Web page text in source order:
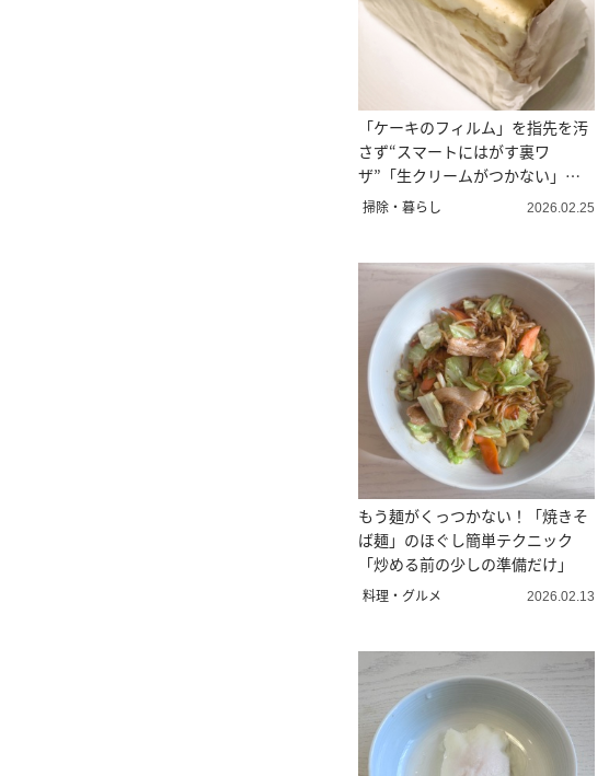
「ケーキのフィルム」を指先を汚
さず“スマートにはがす裏ワ
ザ”「生クリームがつかない」
「人前でも安心」
掃除・暮らし 2026.02.25
もう麺がくっつかない！「焼きそ
ば麺」のほぐし簡単テクニック
「炒める前の少しの準備だけ」
料理・グルメ 2026.02.13